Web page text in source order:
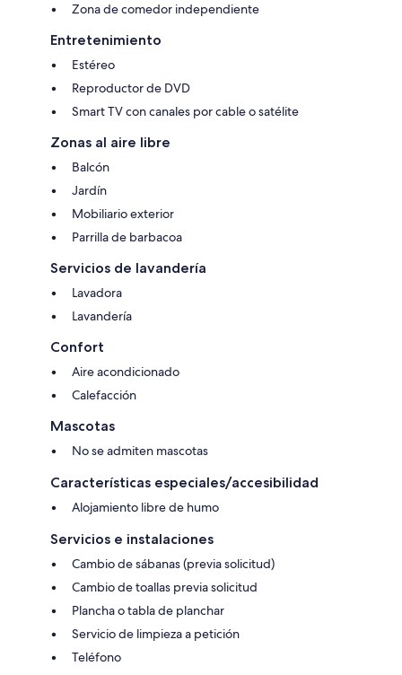
Zona de comedor independiente
Entretenimiento
Estéreo
Reproductor de DVD
Smart TV con canales por cable o satélite
Zonas al aire libre
Balcón
Jardín
Mobiliario exterior
Parrilla de barbacoa
Servicios de lavandería
Lavadora
Lavandería
Confort
Aire acondicionado
Calefacción
Mascotas
No se admiten mascotas
Características especiales/accesibilidad
Alojamiento libre de humo
Servicios e instalaciones
Cambio de sábanas (previa solicitud)
Cambio de toallas previa solicitud
Plancha o tabla de planchar
Servicio de limpieza a petición
Teléfono